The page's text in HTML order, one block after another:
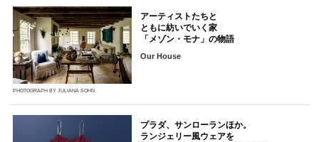
PHOTOGRAPH BY JULIANA SOHN
アーティストたちと
ともに紡いでいく家
「メゾン・モナ」の物語
Our House
プラダ、サンローランほか。
ランジェリー風ウェアを